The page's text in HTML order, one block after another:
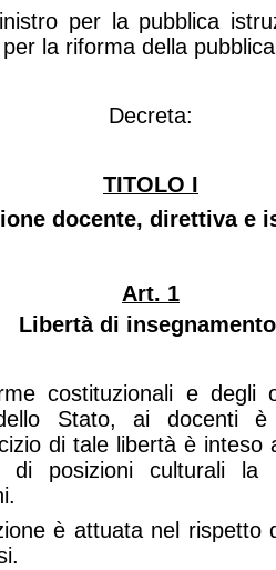
per la pubblica
la riforma della
Decreta:
TITOLO I
docente, direttiva e
Art. 1
Libertà di
costituzionali e degli
Stato, ai docenti
di tale libertà è inteso
di posizioni culturali la
è attuata nel rispetto